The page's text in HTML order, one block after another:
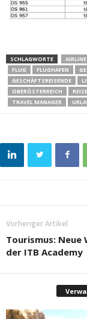
SCHLAGWORTE
FLUG
FLUGHAFEN
GESCHÄFTSREISENDE
OBERÖSTERREICH
TRAVEL MANAGER
Vorheriger Artikel
Tourismus: Neue
der ITB Academy